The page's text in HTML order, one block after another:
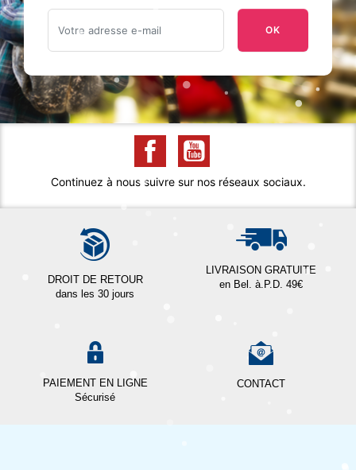
OK
Continuez à nous suivre sur nos réseaux sociaux.
DROIT DE RETOUR
dans les 30 jours
LIVRAISON GRATUITE
en Bel. à.P.D. 49€
PAIEMENT EN LIGNE
Sécurisé
CONTACT